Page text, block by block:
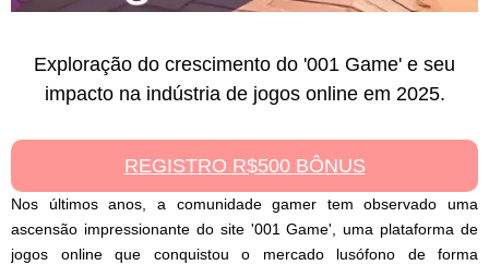
Exploração do crescimento do '001 Game' e seu
impacto na indústria de jogos online em 2025.
REGISTRO R$500 BÔNUS
Nos últimos anos, a comunidade gamer tem observado uma
ascensão impressionante do site '001 Game', uma plataforma de
jogos online que conquistou o mercado lusófono de forma